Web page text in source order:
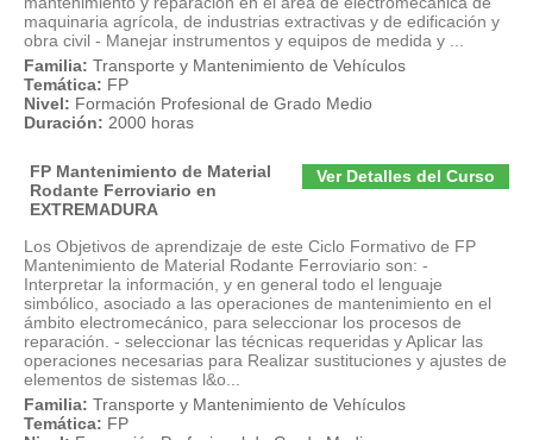
maquinaria agrícola, de industrias extractivas y de edificación y
obra civil - Manejar instrumentos y equipos de medida y ...
Familia: Transporte y Mantenimiento de Vehículos
Temática: FP
Nivel: Formación Profesional de Grado Medio
Duración: 2000 horas
Ver Detalles del Curso
FP Mantenimiento de Material
Rodante Ferroviario en
EXTREMADURA
Los Objetivos de aprendizaje de este Ciclo Formativo de FP
Mantenimiento de Material Rodante Ferroviario son: -
Interpretar la información, y en general todo el lenguaje
simbólico, asociado a las operaciones de mantenimiento en el
ámbito electromecánico, para seleccionar los procesos de
reparación. - seleccionar las técnicas requeridas y Aplicar las
operaciones necesarias para Realizar sustituciones y ajustes de
elementos de sistemas l&o...
Familia: Transporte y Mantenimiento de Vehículos
Temática: FP